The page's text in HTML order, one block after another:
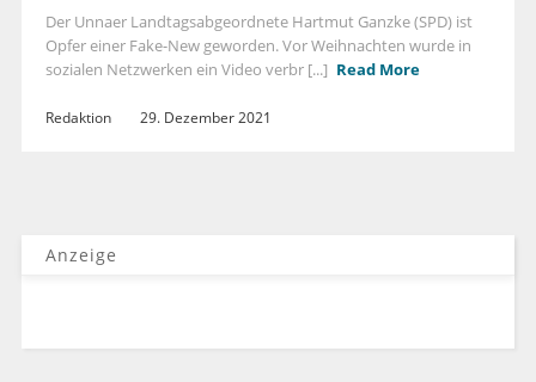
Der Unnaer Landtagsabgeordnete Hartmut Ganzke (SPD) ist
Opfer einer Fake-New geworden. Vor Weihnachten wurde in
sozialen Netzwerken ein Video verbr [...] Read More
Redaktion 29. Dezember 2021
Anzeige